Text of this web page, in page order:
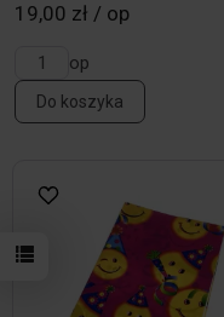
19,00 zł / op
op
Do koszyka